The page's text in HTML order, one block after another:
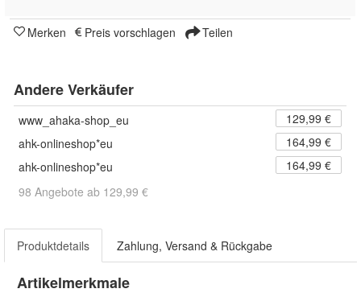
Merken Preis vorschlagen Teilen
Andere Verkäufer
www_ahaka-shop_eu
129,99 €
ahk-onlineshop*eu
164,99 €
ahk-onlineshop*eu
164,99 €
98 Angebote ab 129,99 €
Produktdetails Zahlung, Versand & Rückgabe
Artikelmerkmale